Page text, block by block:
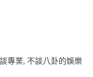
專業, 不談八卦的娛樂